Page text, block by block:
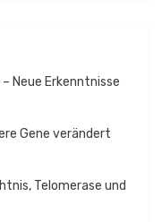
Neue Erkenntnisse
Gene verändert
Telomerase und